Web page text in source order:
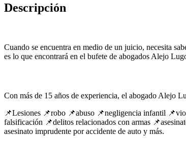
Descripción
Cuando se encuentra en medio de un juicio, necesita
es lo que encontrará en el bufete de abogados Alejo
Con más de 15 años de experiencia, el abogado Alejo
📌Lesiones 📌robo 📌abuso 📌negligencia infantil
falsificación 📌delitos relacionados con armas
asesinato imprudente por accidente de auto y más.